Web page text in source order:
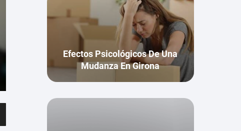
Efectos Psicológicos De Una
Mudanza En Girona